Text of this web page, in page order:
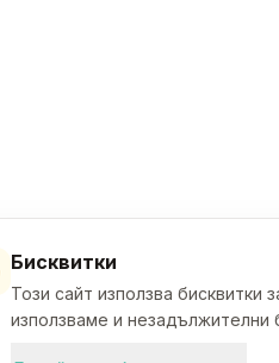
Бисквитки
Този сайт използва
използваме и незадължителни